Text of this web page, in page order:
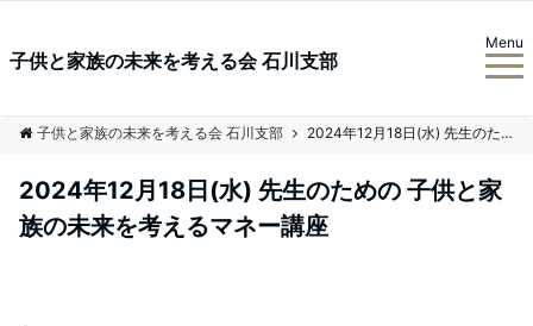
子供と家族の未来を考える会 石川支部
Menu
子供と家族の未来を考える会 石川支部 2024年12月18日(水) 先生のための 子供と家族の未来を考えるマネー講座
2024年12月18日(水) 先生のための 子供と家
族の未来を考えるマネー講座